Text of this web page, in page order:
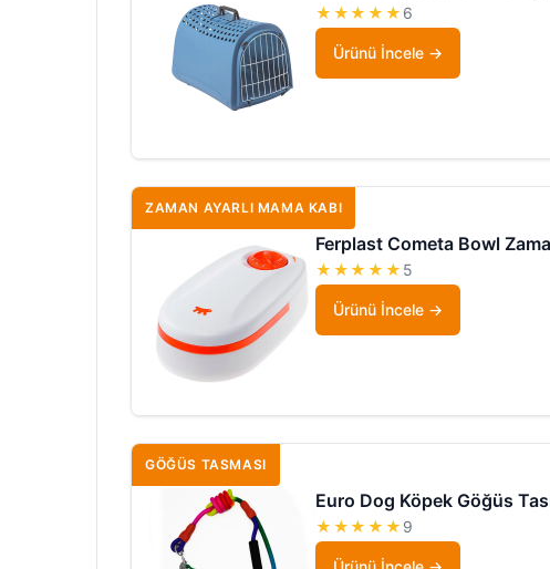
★★★★★ 6
Ürünü İncele
ZAMAN AYARLI MAMA KABI
Ferplast Cometa Bowl
★★★★★ 5
Ürünü İncele
GÖĞÜS TASMASI
Euro Dog Köpek Göğüs
★★★★★ 9